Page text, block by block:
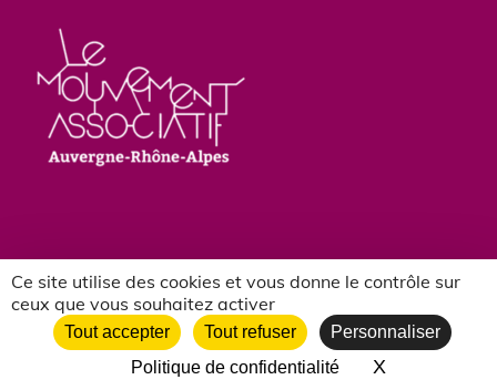
Ce site utilise des cookies et vous donne le contrôle sur
ceux que vous souhaitez activer
Tout accepter Tout refuser
Personnaliser
Politique de confidentialité
XMasquer le
2018-2026 Certains droits réservés |